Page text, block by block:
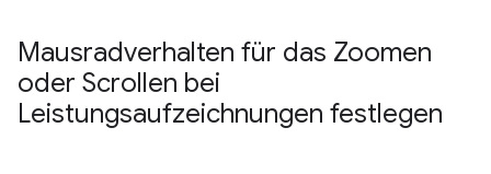
Mausradverhalten für das Zoomen
oder Scrollen bei
Leistungsaufzeichnungen festlegen